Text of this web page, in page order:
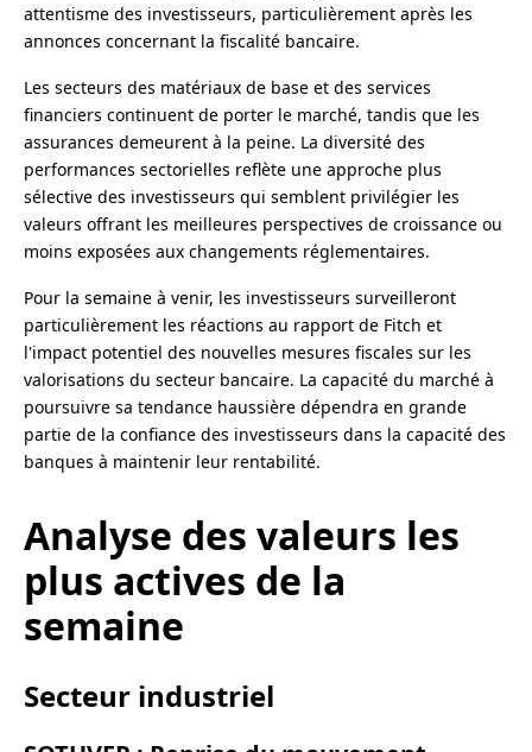
attentisme des investisseurs, particulièrement après les
annonces concernant la fiscalité bancaire.
Les secteurs des matériaux de base et des services
financiers continuent de porter le marché, tandis que les
assurances demeurent à la peine. La diversité des
performances sectorielles reflète une approche plus
sélective des investisseurs qui semblent privilégier les
valeurs offrant les meilleures perspectives de croissance ou
moins exposées aux changements réglementaires.
Pour la semaine à venir, les investisseurs surveilleront
particulièrement les réactions au rapport de Fitch et
l'impact potentiel des nouvelles mesures fiscales sur les
valorisations du secteur bancaire. La capacité du marché à
poursuivre sa tendance haussière dépendra en grande
partie de la confiance des investisseurs dans la capacité des
banques à maintenir leur rentabilité.
Analyse des valeurs les
plus actives de la
semaine
Secteur industriel